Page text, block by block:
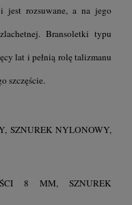
jest rozsuwane, a na jego
Bransoletki typu
lat i pełnią rolę talizmanu
szczęście.
SZNUREK NYLONOWY,
8 MM, SZNUREK